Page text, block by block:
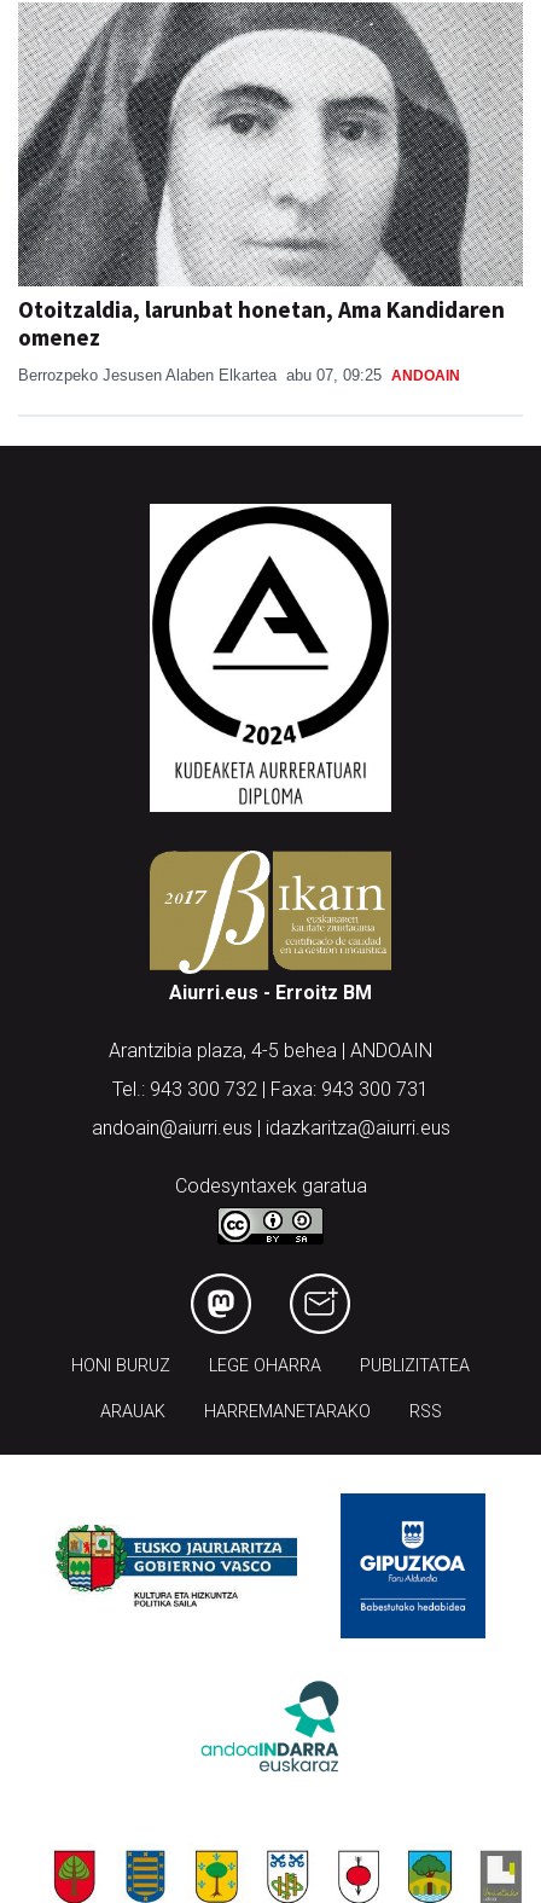
Otoitzaldia, larunbat honetan, Ama Kandidaren
omenez
Berrozpeko Jesusen Alaben Elkartea abu 07, 09:25 ANDOAIN
Aiurri.eus - Erroitz BM
Arantzibia plaza, 4-5 behea | ANDOAIN
Tel.: 943 300 732 | Faxa: 943 300 731
andoain@aiurri.eus | idazkaritza@aiurri.eus
Codesyntaxek garatua
HONI BURUZ LEGE OHARRA PUBLIZITATEA
ARAUAK HARREMANETARAKO RSS